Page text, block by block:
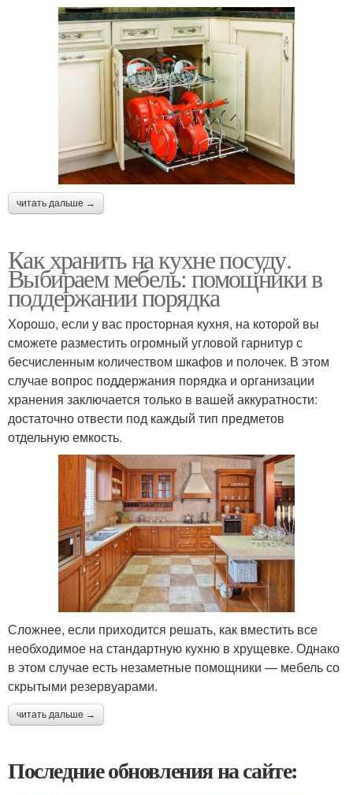
читать дальше →
Как хранить на кухне посуду.
Выбираем мебель: помощники в
поддержании порядка
Хорошо, если у вас просторная кухня, на которой вы
сможете разместить огромный угловой гарнитур с
бесчисленным количеством шкафов и полочек. В этом
случае вопрос поддержания порядка и организации
хранения заключается только в вашей аккуратности:
достаточно отвести под каждый тип предметов
отдельную емкость.
Сложнее, если приходится решать, как вместить все
необходимое на стандартную кухню в хрущевке. Однако
в этом случае есть незаметные помощники — мебель со
скрытыми резервуарами.
читать дальше →
Последние обновления на сайте: